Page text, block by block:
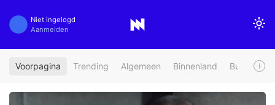
Niet ingelogd
Aanmelden
Voorpagina Trending Algemeen Binnenland Buitenland